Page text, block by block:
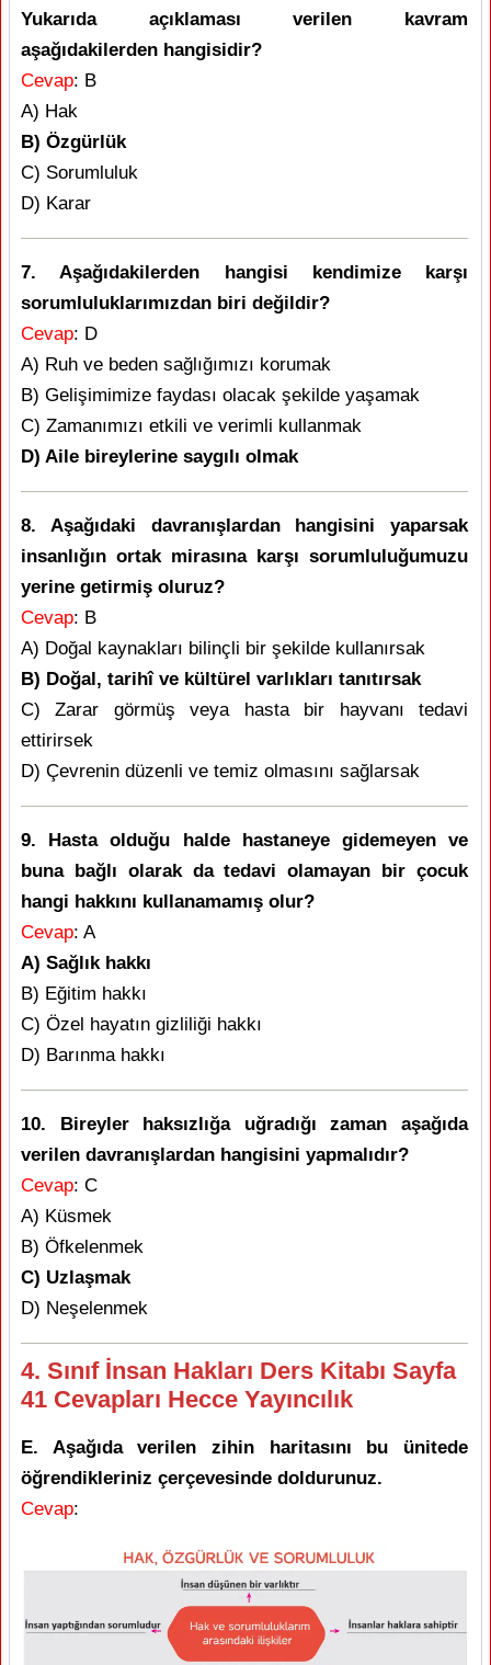
Yukarıda açıklaması verilen kavram
aşağıdakilerden hangisidir?
Cevap: B
A) Hak
B) Özgürlük
C) Sorumluluk
D) Karar
7. Aşağıdakilerden hangisi kendimize karşı
sorumluluklarımızdan biri değildir?
Cevap: D
A) Ruh ve beden sağlığımızı korumak
B) Gelişimimize faydası olacak şekilde yaşamak
C) Zamanımızı etkili ve verimli kullanmak
D) Aile bireylerine saygılı olmak
8. Aşağıdaki davranışlardan hangisini yaparsak
insanlığın ortak mirasına karşı sorumluluğumuzu
yerine getirmiş oluruz?
Cevap: B
A) Doğal kaynakları bilinçli bir şekilde kullanırsak
B) Doğal, tarihî ve kültürel varlıkları tanıtırsak
C) Zarar görmüş veya hasta bir hayvanı tedavi
ettirirsek
D) Çevrenin düzenli ve temiz olmasını sağlarsak
9. Hasta olduğu halde hastaneye gidemeyen ve
buna bağlı olarak da tedavi olamayan bir çocuk
hangi hakkını kullanamamış olur?
Cevap: A
A) Sağlık hakkı
B) Eğitim hakkı
C) Özel hayatın gizliliği hakkı
D) Barınma hakkı
10. Bireyler haksızlığa uğradığı zaman aşağıda
verilen davranışlardan hangisini yapmalıdır?
Cevap: C
A) Küsmek
B) Öfkelenmek
C) Uzlaşmak
D) Neşelenmek
4. Sınıf İnsan Hakları Ders Kitabı Sayfa
41 Cevapları Hecce Yayıncılık
E. Aşağıda verilen zihin haritasını bu ünitede
öğrendikleriniz çerçevesinde doldurunuz.
Cevap: